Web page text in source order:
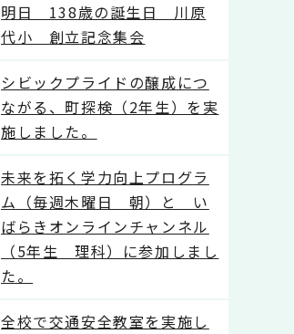
明日 138歳の誕生日 川原
代小 創立記念集会
シビックプライドの醸成につ
ながる、町探検（2年生）を実
施しました。
未来を拓く学力向上プログラ
ム（毎週木曜日 朝）と い
ばらきオンラインチャンネル
（5年生 理科）に参加しまし
た。
全校で交通安全教室を実施し